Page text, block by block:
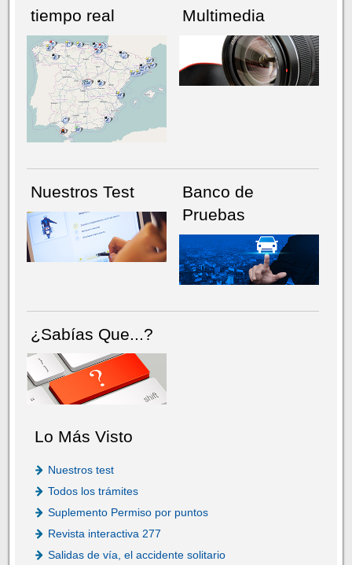
NÚMERO ACTUALHEMEROTECA
tiempo real
Multimedia
Nuestros Test
Banco de
Pruebas
¿Sabías Que...?
Lo Más Visto
Nuestros test
Todos los trámites
Suplemento Permiso por puntos
Revista interactiva 277
Salidas de vía, el accidente solitario